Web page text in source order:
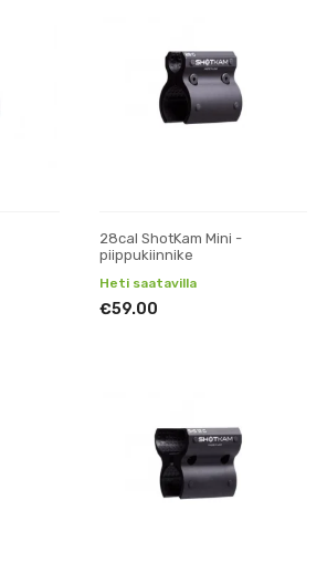
28cal ShotKam Mini -
piippukiinnike
Heti saatavilla
€59.00